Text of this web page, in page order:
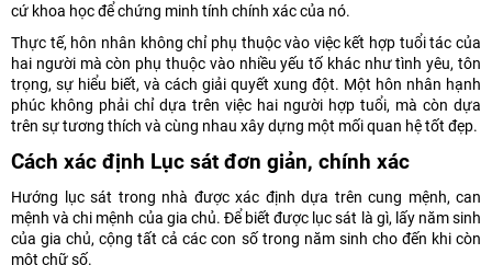
cứ khoa học để chứng minh tính chính xác của nó.
Thực tế, hôn nhân không chỉ phụ thuộc vào việc kết hợp tuổi tác của
hai người mà còn phụ thuộc vào nhiều yếu tố khác như tình yêu, tôn
trọng, sự hiểu biết, và cách giải quyết xung đột. Một hôn nhân hạnh
phúc không phải chỉ dựa trên việc hai người hợp tuổi, mà còn dựa
trên sự tương thích và cùng nhau xây dựng một mối quan hệ tốt đẹp.
Cách xác định Lục sát đơn giản, chính xác
Hướng lục sát trong nhà được xác định dựa trên cung mệnh, can
mệnh và chi mệnh của gia chủ. Để biết được lục sát là gì, lấy năm sinh
của gia chủ, cộng tất cả các con số trong năm sinh cho đến khi còn
một chữ số.